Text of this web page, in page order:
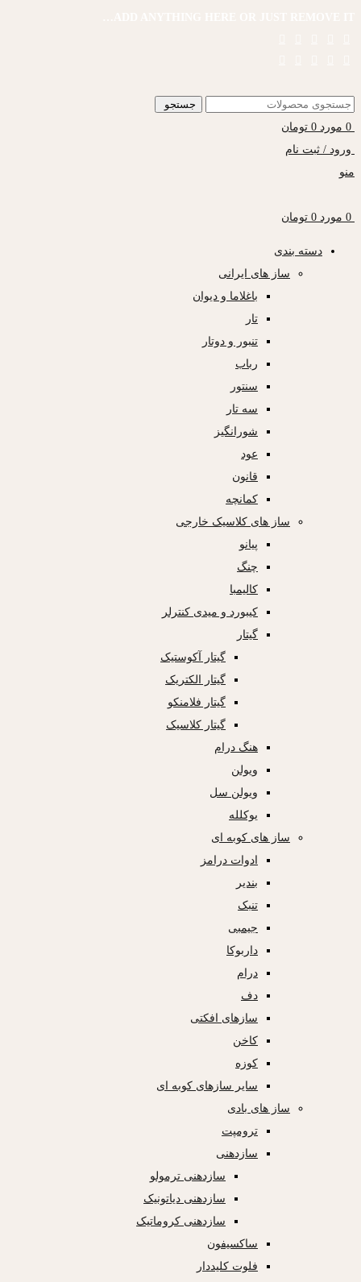
جستجو
0 مورد 0 تومان
ورود / ثبت نام
منو
0 مورد 0 تومان
دسته بندی
ساز های ایرانی
باغلاما و دیوان
تار
تنبور و دوتار
رباب
سنتور
سه تار
شورانگیز
عود
قانون
کمانچه
ساز های کلاسیک خارجی
پیانو
چنگ
کالیمبا
کیبورد و میدی کنترلر
گیتار
گیتار آکوستیک
گیتار الکتریک
گیتار فلامنکو
گیتار کلاسیک
هنگ درام
ویولن
ویولن سل
یوکلله
ساز های کوبه ای
ادوات درامز
بندیر
تنبک
جیمبی
داربوکا
درام
دف
سازهای افکتی
کاخن
کوزه
سایر سازهای کوبه ای
ساز های بادی
ترومپت
سازدهنی
سازدهنی ترمولو
سازدهنی دیاتونیک
سازدهنی کروماتیک
ساکسیفون
فلوت کلیددار